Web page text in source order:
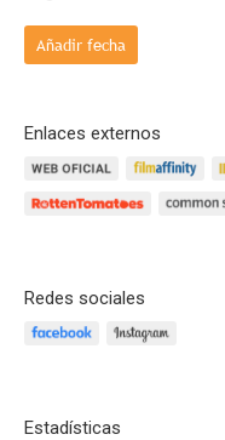
Añadir fecha
Enlaces externos
Redes sociales
Estadísticas